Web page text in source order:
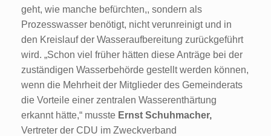
geht, wie manche befürchten,, sondern als
Prozesswasser benötigt, nicht verunreinigt und in
den Kreislauf der Wasseraufbereitung zurückgeführt
wird. „Schon viel früher hätten diese Anträge bei der
zuständigen Wasserbehörde gestellt werden können,
wenn die Mehrheit der Mitglieder des Gemeinderats
die Vorteile einer zentralen Wasserenthärtung
erkannt hätte,“ musste Ernst Schuhmacher,
Vertreter der CDU im Zweckverband